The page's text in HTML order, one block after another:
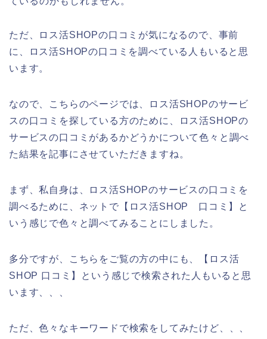
ただ、ロス活SHOPの口コミが気になるので、事前
に、ロス活SHOPの口コミを調べている人もいると思
います。
なので、こちらのページでは、ロス活SHOPのサービ
スの口コミを探している方のために、ロス活SHOPの
サービスの口コミがあるかどうかについて色々と調べ
た結果を記事にさせていただきますね。
まず、私自身は、ロス活SHOPのサービスの口コミを
調べるために、ネットで【ロス活SHOP 口コミ】と
いう感じで色々と調べてみることにしました。
多分ですが、こちらをご覧の方の中にも、【ロス活
SHOP 口コミ】という感じで検索された人もいると思
います、、、
ただ、色々なキーワードで検索をしてみたけど、、、